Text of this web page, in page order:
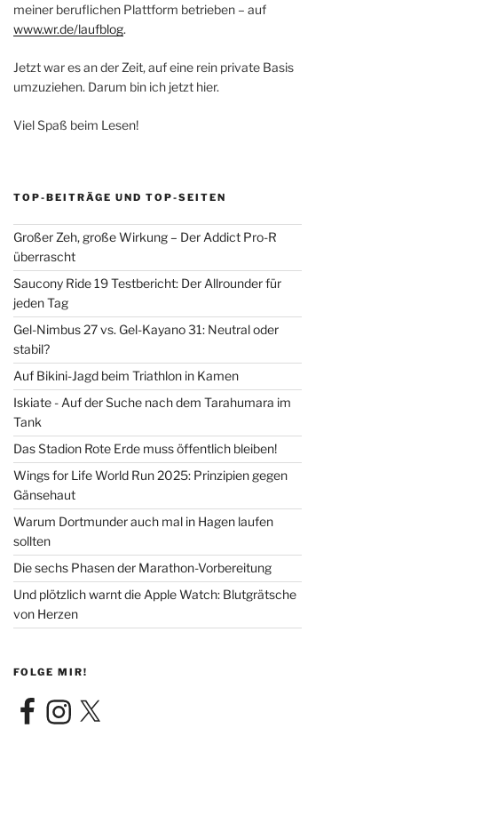
meiner beruflichen Plattform betrieben – auf
www.wr.de/laufblog.
Jetzt war es an der Zeit, auf eine rein private Basis
umzuziehen. Darum bin ich jetzt hier.
Viel Spaß beim Lesen!
TOP-BEITRÄGE UND TOP-SEITEN
Großer Zeh, große Wirkung – Der Addict Pro-R
überrascht
Saucony Ride 19 Testbericht: Der Allrounder für
jeden Tag
Gel-Nimbus 27 vs. Gel-Kayano 31: Neutral oder
stabil?
Auf Bikini-Jagd beim Triathlon in Kamen
Iskiate - Auf der Suche nach dem Tarahumara im
Tank
Das Stadion Rote Erde muss öffentlich bleiben!
Wings for Life World Run 2025: Prinzipien gegen
Gänsehaut
Warum Dortmunder auch mal in Hagen laufen
sollten
Die sechs Phasen der Marathon-Vorbereitung
Und plötzlich warnt die Apple Watch: Blutgrätsche
von Herzen
FOLGE MIR!
FacebookInstagram
X